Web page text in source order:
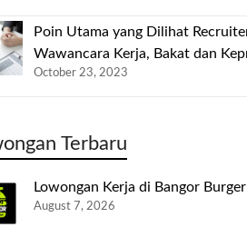
Poin Utama yang Dilihat
Wawancara Kerja, Bakat dan
October 23, 2023
Terbaru
Lowongan Kerja di Bangor Burger
August 7, 2026